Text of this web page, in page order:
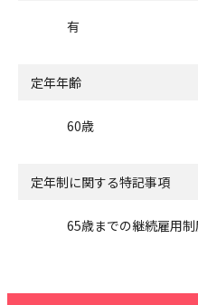
有
定年年齢
60歳
定年制に関する特記事項
65歳までの継続雇用制